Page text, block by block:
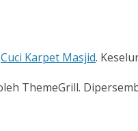
Cuci Karpet Masjid.
ThemeGrill.